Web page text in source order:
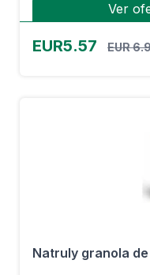
Ver
EUR5.57 EUR
Natruly granola